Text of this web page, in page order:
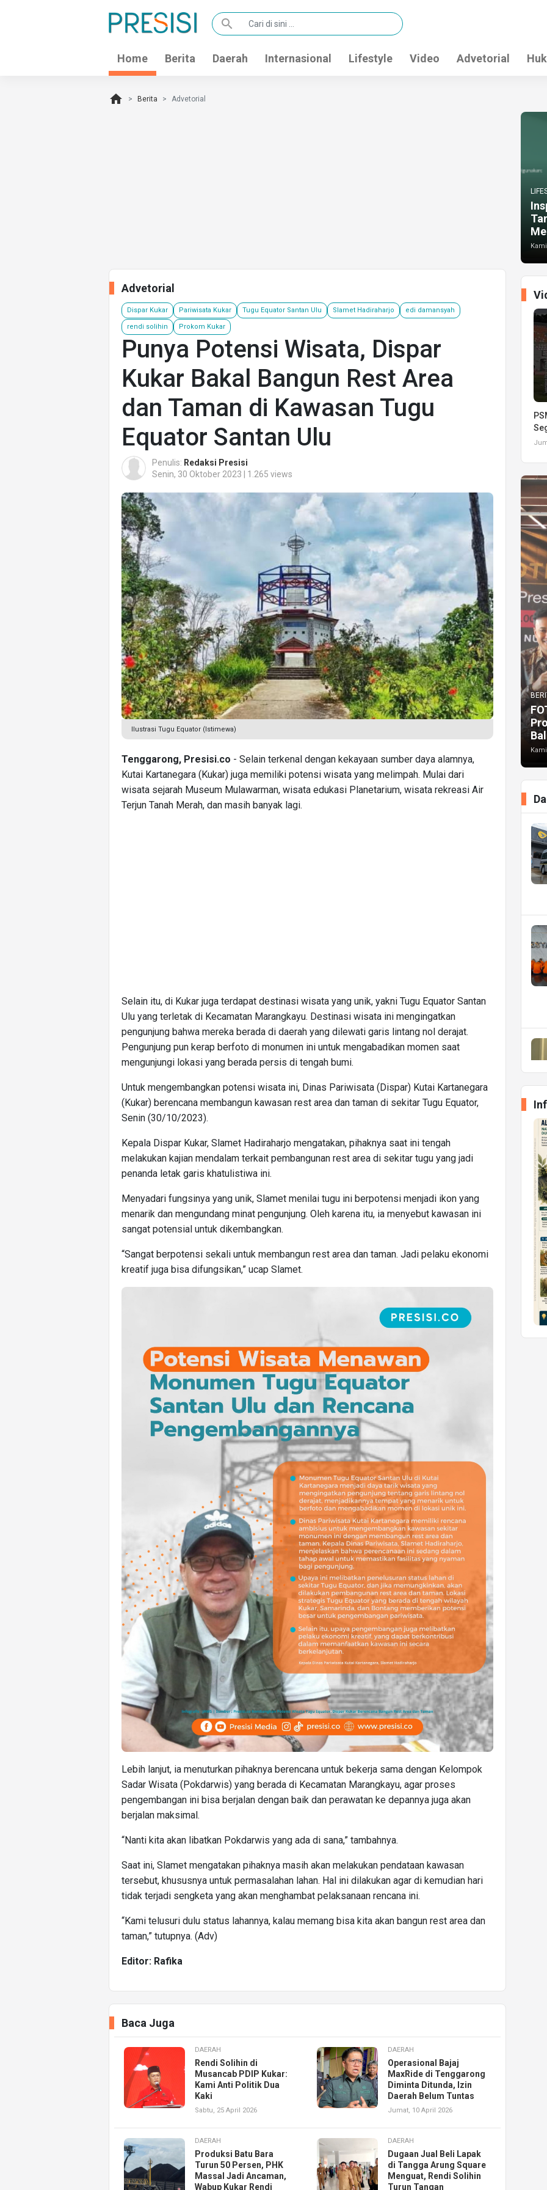
search
Home Berita Daerah Internasional Lifestyle Video Advetorial
home Berita Advetorial
Advetorial
Dispar Kukar Pariwisata Kukar Tugu Equator Santan Ulu Slamet Hadiraharjo edi damansyah
rendi solihin Prokom Kukar
Punya Potensi Wisata, Dispar
Kukar Bakal Bangun Rest Area
dan Taman di Kawasan Tugu
Equator Santan Ulu
Penulis: Redaksi Presisi
Senin, 30 Oktober 2023 | 1.265 views
Ilustrasi Tugu Equator (Istimewa)
Tenggarong, Presisi.co - Selain terkenal dengan kekayaan sumber daya alamnya,
Kutai Kartanegara (Kukar) juga memiliki potensi wisata yang melimpah. Mulai dari
wisata sejarah Museum Mulawarman, wisata edukasi Planetarium, wisata rekreasi Air
Terjun Tanah Merah, dan masih banyak lagi.
Selain itu, di Kukar juga terdapat destinasi wisata yang unik, yakni Tugu Equator Santan
Ulu yang terletak di Kecamatan Marangkayu. Destinasi wisata ini mengingatkan
pengunjung bahwa mereka berada di daerah yang dilewati garis lintang nol derajat.
Pengunjung pun kerap berfoto di monumen ini untuk mengabadikan momen saat
mengunjungi lokasi yang berada persis di tengah bumi.
Untuk mengembangkan potensi wisata ini, Dinas Pariwisata (Dispar) Kutai Kartanegara
(Kukar) berencana membangun kawasan rest area dan taman di sekitar Tugu Equator,
Senin (30/10/2023).
Kepala Dispar Kukar, Slamet Hadiraharjo mengatakan, pihaknya saat ini tengah
melakukan kajian mendalam terkait pembangunan rest area di sekitar tugu yang jadi
penanda letak garis khatulistiwa ini.
Menyadari fungsinya yang unik, Slamet menilai tugu ini berpotensi menjadi ikon yang
menarik dan mengundang minat pengunjung. Oleh karena itu, ia menyebut kawasan ini
sangat potensial untuk dikembangkan.
“Sangat berpotensi sekali untuk membangun rest area dan taman. Jadi pelaku ekonomi
kreatif juga bisa difungsikan,” ucap Slamet.
Lebih lanjut, ia menuturkan pihaknya berencana untuk bekerja sama dengan Kelompok
Sadar Wisata (Pokdarwis) yang berada di Kecamatan Marangkayu, agar proses
pengembangan ini bisa berjalan dengan baik dan perawatan ke depannya juga akan
berjalan maksimal.
“Nanti kita akan libatkan Pokdarwis yang ada di sana,” tambahnya.
Saat ini, Slamet mengatakan pihaknya masih akan melakukan pendataan kawasan
tersebut, khususnya untuk permasalahan lahan. Hal ini dilakukan agar di kemudian hari
tidak terjadi sengketa yang akan menghambat pelaksanaan rencana ini.
“Kami telusuri dulu status lahannya, kalau memang bisa kita akan bangun rest area dan
taman,” tutupnya. (Adv)
Editor: Rafika
Baca Juga
DAERAH
Rendi Solihin di
Musancab PDIP Kukar:
Kami Anti Politik Dua
Kaki
Sabtu, 25 April 2026
DAERAH
Operasional Bajaj
MaxRide di Tenggarong
Diminta Ditunda, Izin
Daerah Belum Tuntas
Jumat, 10 April 2026
DAERAH
Produksi Batu Bara
Turun 50 Persen, PHK
Massal Jadi Ancaman,
Wabup Kukar Rendi
DAERAH
Dugaan Jual Beli Lapak
di Tangga Arung Square
Menguat, Rendi Solihin
Turun Tangan